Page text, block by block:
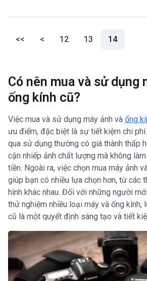
<< < 12 13 14(current)
Có nên mua và sử dụng
ống kính cũ?
Việc mua và sử dụng máy ảnh và ống
ưu điểm, đặc biệt là sự tiết kiệm chi
qua sử dụng thường có giá thành thấp
cận nhiếp ảnh chất lượng mà không
tiền. Ngoài ra, việc chọn mua máy ảnh
giúp bạn có nhiều lựa chọn hơn, từ các
hình khác nhau. Đối với những người
thử nghiệm nhiều loại máy và ống kính,
cũ là một quyết định sáng tạo và tiết